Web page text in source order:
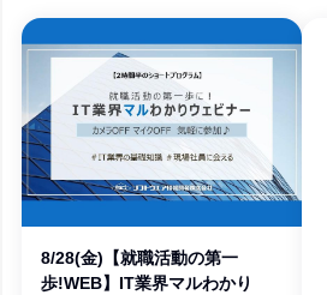
8/28(金)【就職活動の第一
歩!WEB】IT業界マルわかり